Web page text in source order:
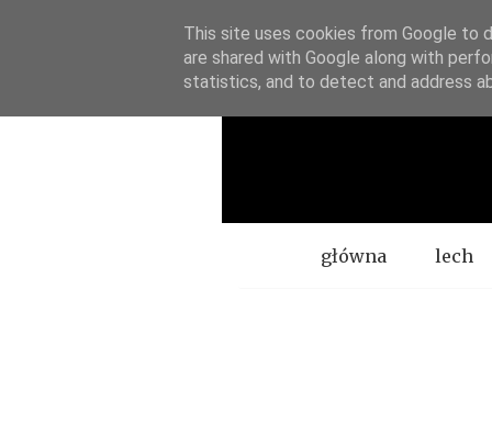
Menugłówna lech
This site uses cookies from Google to
are shared with Google along with
statistics, and to detect and address